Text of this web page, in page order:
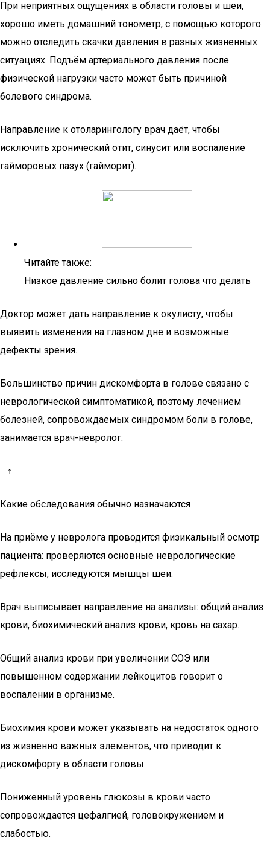
При неприятных ощущениях в области головы и шеи,
хорошо иметь домашний тонометр, с помощью которого
можно отследить скачки давления в разных жизненных
ситуациях. Подъём артериального давления после
физической нагрузки часто может быть причиной
болевого синдрома.
Направление к отоларингологу врач даёт, чтобы
исключить хронический отит, синусит или воспаление
гайморовых пазух (гайморит).
Читайте также:
Низкое давление сильно болит голова что делать
Доктор может дать направление к окулисту, чтобы
выявить изменения на глазном дне и возможные
дефекты зрения.
Большинство причин дискомфорта в голове связано с
неврологической симптоматикой, поэтому лечением
болезней, сопровождаемых синдромом боли в голове,
занимается врач-невролог.
↑
Какие обследования обычно назначаются
На приёме у невролога проводится физикальный осмотр
пациента: проверяются основные неврологические
рефлексы, исследуются мышцы шеи.
Врач выписывает направление на анализы: общий анализ
крови, биохимический анализ крови, кровь на сахар.
Общий анализ крови при увеличении СОЭ или
повышенном содержании лейкоцитов говорит о
воспалении в организме.
Биохимия крови может указывать на недостаток одного
из жизненно важных элементов, что приводит к
дискомфорту в области головы.
Пониженный уровень глюкозы в крови часто
сопровождается цефалгией, головокружением и
слабостью.